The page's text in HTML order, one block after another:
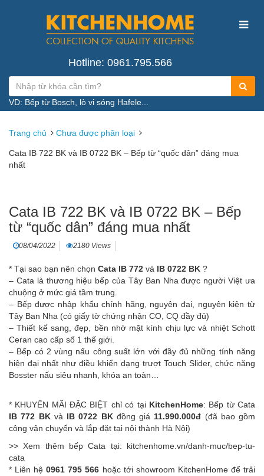
Hotline: 0961.795.566
VD: Bếp từ Bosch, lò vi sóng Hafele...
Trang chủ Chưa được phân loại
Cata IB 722 BK và IB 0722 BK – Bếp từ “quốc dân” đáng mua
nhất
Cata IB 722 BK và IB 0722 BK – Bếp
từ “quốc dân” đáng mua nhất
08/04/2022 2180 Views
* Tại sao bạn nên chọn Cata IB 772 và IB 0722 BK ?
– Cata là thương hiệu bếp của Tây Ban Nha được người Việt ưa
chuộng ở mức giá tầm trung.
– Bếp được nhập khẩu chính hãng, nguyên đai, nguyên kiện từ
Tây Ban Nha (có giấy tờ chứng nhận CO, CQ đầy đủ)
– Thiết kế sang, đẹp, bền nhờ mặt kính chịu lực và nhiệt Schott
Ceran cao cấp số 1 thế giới.
– Bếp có 2 vùng nấu công suất lớn với đầy đủ những tính năng
hiện đại nhất như điều khiển dạng trượt Touch Slider, chức năng
Bosster nấu siêu nhanh, khóa an toàn…
* KHUYẾN MÃI ĐẶC BIỆT chỉ có tại KitchenHome: Bếp từ Cata
IB 772 BKvà IB 0722 BKđồng giá11.990.000đ (đã bao gồm
công vận chuyển và lắp đặt tại nội thành Hà Nội)
>> Xem thêm bếp Cata tại: kitchenhome.vn/danh-muc/bep-tu-
cata
* Liên hệ0961 795 566 hoặc tới showroom KitchenHome để trải